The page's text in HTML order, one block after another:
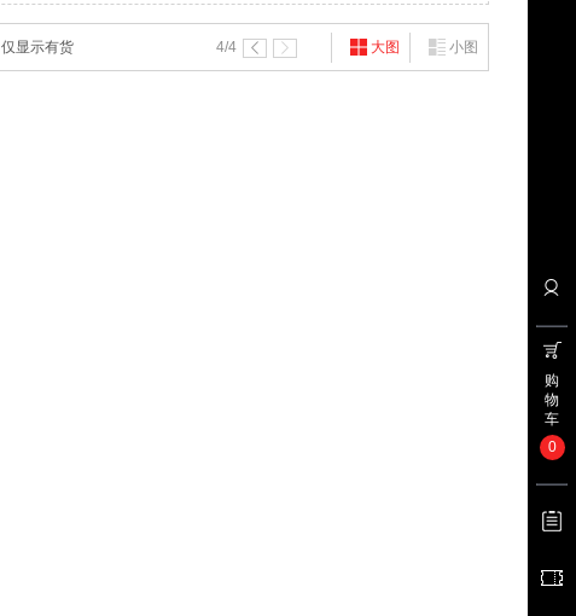
仅显示有货 4/4 大图 小图
购
物
车
0